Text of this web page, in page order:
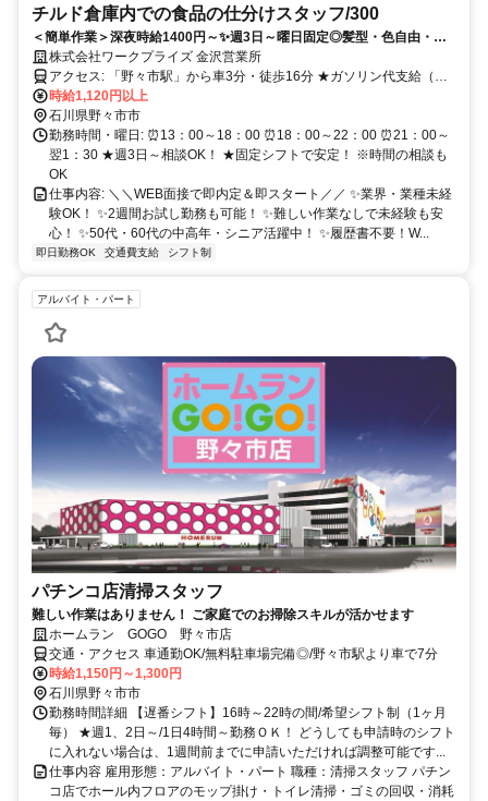
チルド倉庫内での食品の仕分けスタッフ/300
＜簡単作業＞深夜時給1400円～✨週3日～曜日固定◎髪型・色自由・ネ
イルOK・私服勤務可♪50～60代活躍中⭐
株式会社ワークプライズ 金沢営業所
アクセス: 「野々市駅」から車3分・徒歩16分 ★ガソリン代支給（規
定） ★駐車場完備
時給1,120円以上
石川県野々市市
勤務時間・曜日: ⏰13：00～18：00 ⏰18：00～22：00 ⏰21：00～
翌1：30 ★週3日～相談OK！ ★固定シフトで安定！ ※時間の相談も
OK
仕事内容: ＼＼WEB面接で即内定＆即スタート／／ ✨業界・業種未経
験OK！ ✨2週間お試し勤務も可能！ ✨難しい作業なしで未経験も安
心！ ✨50代・60代の中高年・シニア活躍中！ ✨履歴書不要！W...
即日勤務OK 交通費支給 シフト制
アルバイト・パート
パチンコ店清掃スタッフ
難しい作業はありません！ ご家庭でのお掃除スキルが活かせます
ホームラン GOGO 野々市店
交通・アクセス 車通勤OK/無料駐車場完備◎/野々市駅より車で7分
時給1,150円～1,300円
石川県野々市市
勤務時間詳細 【遅番シフト】16時～22時の間/希望シフト制（1ヶ月
毎） ★週1、2日～/1日4時間～勤務ＯＫ！ どうしても申請時のシフト
に入れない場合は、1週間前までに申請いただければ調整可能です...
仕事内容 雇用形態：アルバイト・パート 職種：清掃スタッフ パチン
コ店でホール内フロアのモップ掛け・トイレ清掃・ゴミの回収・消耗